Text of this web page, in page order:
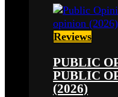
Reviews
PUBLIC
PUBLIC
(2026)